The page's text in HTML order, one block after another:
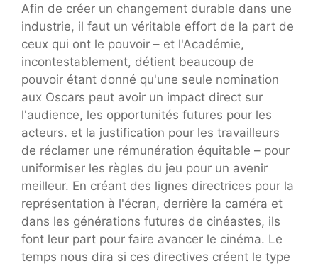
Afin de créer un changement durable dans une
industrie, il faut un véritable effort de la part de
ceux qui ont le pouvoir – et l'Académie,
incontestablement, détient beaucoup de
pouvoir étant donné qu'une seule nomination
aux Oscars peut avoir un impact direct sur
l'audience, les opportunités futures pour les
acteurs. et la justification pour les travailleurs
de réclamer une rémunération équitable – pour
uniformiser les règles du jeu pour un avenir
meilleur. En créant des lignes directrices pour la
représentation à l'écran, derrière la caméra et
dans les générations futures de cinéastes, ils
font leur part pour faire avancer le cinéma. Le
temps nous dira si ces directives créent le type